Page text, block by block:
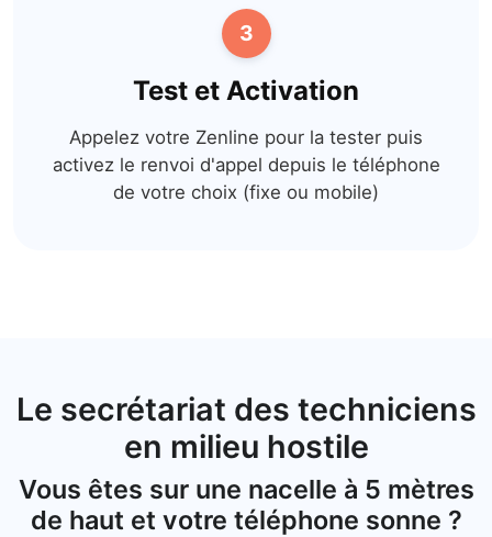
3
Test et Activation
Appelez votre Zenline pour la tester puis
activez le renvoi d'appel depuis le téléphone
de votre choix (fixe ou mobile)
Le secrétariat des techniciens
en milieu hostile
Vous êtes sur une nacelle à 5 mètres
de haut et votre téléphone sonne ?